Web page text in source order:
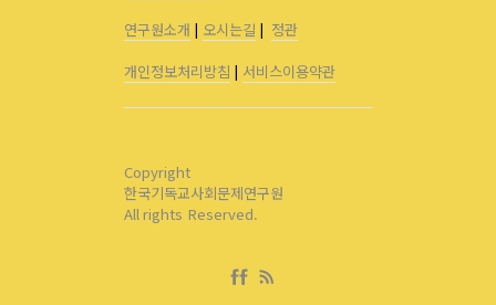
연구원소개 | 오시는길 | 정관
개인정보처리방침 | 서비스이용약관
Copyright
한국기독교사회문제연구원
All rights Reserved.